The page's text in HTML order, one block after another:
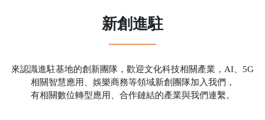
新創進駐
來認識進駐基地的創新團隊，歡迎文化科技相關產業，AI、5G
相關智慧應用、娛樂商務等領域新創團隊加入我們，
有相關數位轉型應用、合作鏈結的產業與我們連繫。